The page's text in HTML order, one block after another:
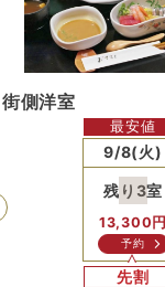
街側洋室
Previous
13,300
9/8(火)
残り 3室
13,300 円
予約
先割
最安値